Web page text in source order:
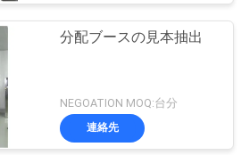
分配ブースの見本抽出
NEGOATION MOQ:台分
連絡先